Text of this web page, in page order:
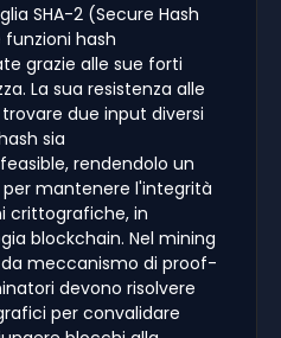
SHA-2 (Secure Hash
hash
grazie alle sue forti
La sua resistenza alle
due input diversi
sia
rendendolo un
mantenere l'integrità
crittografiche, in
blockchain. Nel mining
da meccanismo di proof-
devono risolvere
per convalidare